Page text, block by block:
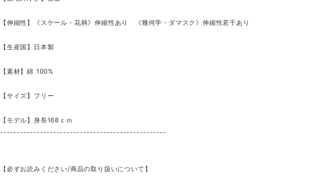
【伸縮性】《スケール・花柄》伸縮性あり 《幾何学・ダマスク》伸縮性若干あり
【生産国】日本製
【素材】綿 100%
【サイズ】フリー
【モデル】身長168ｃｍ
--------------------------------------------------
【必ずお読みください/商品の取り扱いについて】